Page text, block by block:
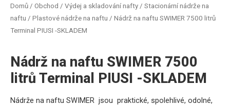
Domů / Obchod / Výdej a skladování nafty / Stacionární nádrže na
naftu / Plastové nádrže na naftu / Nádrž na naftu SWIMER 7500 litrů
Terminal PIUSI -SKLADEM
Nádrž na naftu SWIMER 7500
litrů Terminal PIUSI -SKLADEM
Nádrže na naftu SWIMER jsou praktické, spolehlivé, odolné,